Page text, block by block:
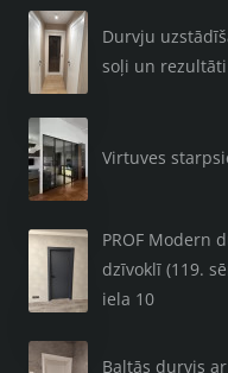
Durvju
soļi un rezultāti
Virtuves
PROF Modern
dzīvoklī (119.
iela 10
Baltās durvis